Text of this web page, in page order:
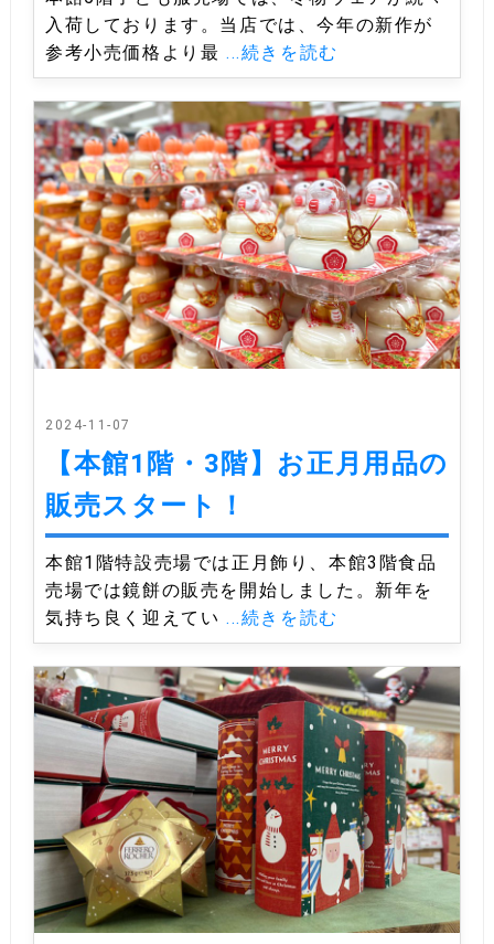
入荷しております。当店では、今年の新作が
参考小売価格より最 ...続きを読む
2024-11-07
【本館1階・3階】お正月用品の
販売スタート！
本館1階特設売場では正月飾り、本館3階食品
売場では鏡餅の販売を開始しました。新年を
気持ち良く迎えてい ...続きを読む